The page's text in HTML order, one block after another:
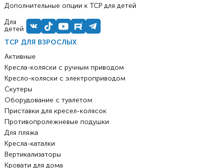
ТСР ДЛЯ ВЗРОСЛЫХ
Активные
Кресла-коляски с ручным приводом
Кресло-коляски с электроприводом
Скутеры
Оборудование с туалетом
Приставки для кресел-колясок
Противопролежневые подушки
Для пляжа
Кресла-каталки
Вертикализаторы
Кровати для дома
Дополнительные опции к ТСР для детей
Для
детей